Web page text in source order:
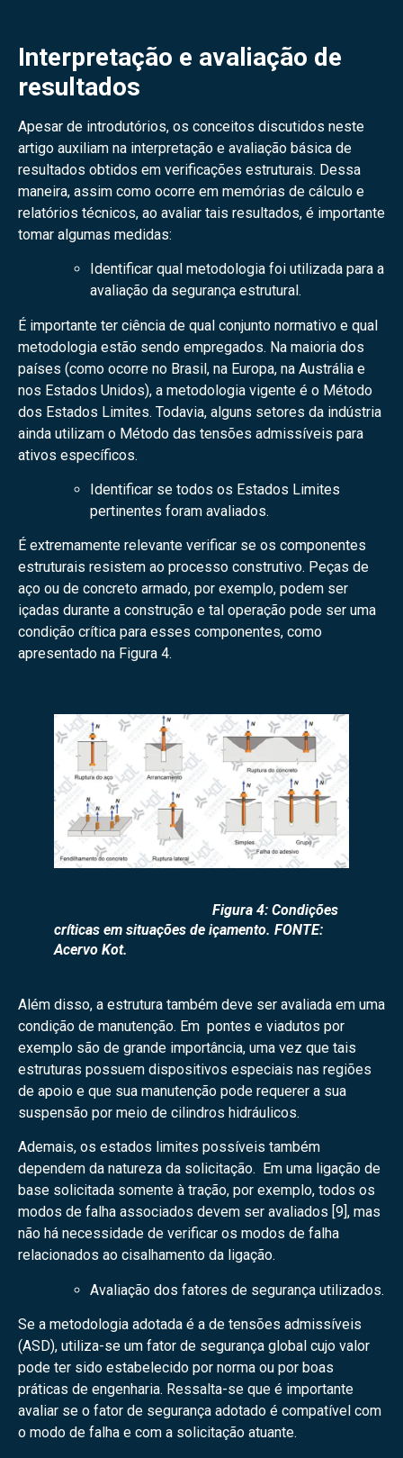
Interpretação e avaliação de
resultados
Apesar de introdutórios, os conceitos discutidos neste
artigo auxiliam na interpretação e avaliação básica de
resultados obtidos em verificações estruturais. Dessa
maneira, assim como ocorre em memórias de cálculo e
relatórios técnicos, ao avaliar tais resultados, é importante
tomar algumas medidas:
Identificar qual metodologia foi utilizada para a
avaliação da segurança estrutural.
É importante ter ciência de qual conjunto normativo e qual
metodologia estão sendo empregados. Na maioria dos
países (como ocorre no Brasil, na Europa, na Austrália e
nos Estados Unidos), a metodologia vigente é o Método
dos Estados Limites. Todavia, alguns setores da indústria
ainda utilizam o Método das tensões admissíveis para
ativos específicos.
Identificar se todos os Estados Limites
pertinentes foram avaliados.
É extremamente relevante verificar se os componentes
estruturais resistem ao processo construtivo. Peças de
aço ou de concreto armado, por exemplo, podem ser
içadas durante a construção e tal operação pode ser uma
condição crítica para esses componentes, como
apresentado na Figura 4.
Figura 4: Condições
críticas em situações de içamento. FONTE:
Acervo Kot.
Além disso, a estrutura também deve ser avaliada em uma
condição de manutenção. Em pontes e viadutos por
exemplo são de grande importância, uma vez que tais
estruturas possuem dispositivos especiais nas regiões
de apoio e que sua manutenção pode requerer a sua
suspensão por meio de cilindros hidráulicos.
Ademais, os estados limites possíveis também
dependem da natureza da solicitação. Em uma ligação de
base solicitada somente à tração, por exemplo, todos os
modos de falha associados devem ser avaliados [9], mas
não há necessidade de verificar os modos de falha
relacionados ao cisalhamento da ligação.
Avaliação dos fatores de segurança utilizados.
Se a metodologia adotada é a de tensões admissíveis
(ASD), utiliza-se um fator de segurança global cujo valor
pode ter sido estabelecido por norma ou por boas
práticas de engenharia. Ressalta-se que é importante
avaliar se o fator de segurança adotado é compatível com
o modo de falha e com a solicitação atuante.